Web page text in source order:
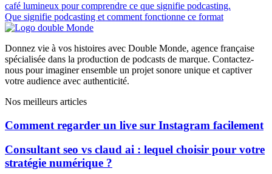
Que signifie podcasting et comment fonctionne ce format
Donnez vie à vos histoires avec Double Monde, agence française
spécialisée dans la production de podcasts de marque. Contactez-
nous pour imaginer ensemble un projet sonore unique et captiver
votre audience avec authenticité.
Nos meilleurs articles
Comment regarder un live sur Instagram facilement
Consultant seo vs claud ai : lequel choisir pour votre
stratégie numérique ?